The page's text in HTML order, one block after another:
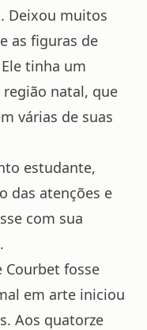
Deixou muitos
as figuras de
tinha um
natal, que
várias de suas
estudante,
das atenções e
com sua
Courbet fosse
em arte iniciou
Aos quatorze